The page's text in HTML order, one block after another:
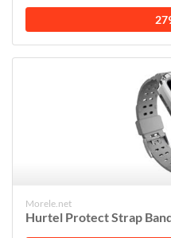
Morele.net
Hurtel Protect Strap